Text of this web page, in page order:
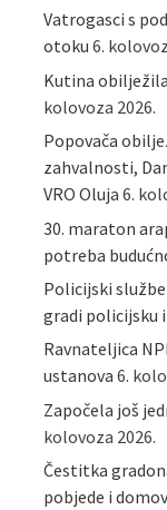
Vatrogasci s
otoku 6.
Kutina
kolovoza 2026.
Popovača
zahvalnosti,
VRO Oluja 6.
30. maraton
potreba
Policijski
gradi policijsku
Ravnateljica
ustanova 6.
Započela još
kolovoza 2026.
Čestitka
pobjede i